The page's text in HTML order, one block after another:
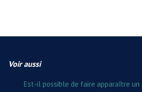
Voir aussi
Est-il possible de faire apparaître